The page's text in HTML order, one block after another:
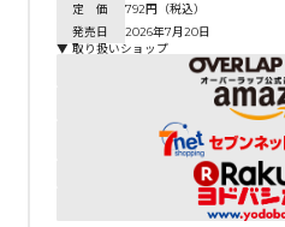
定 価
792円（税込）
発売日
2026年7月20日
▼ 取り扱いショップ